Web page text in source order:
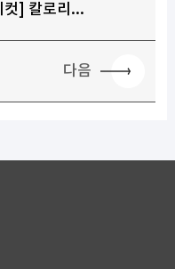
컷] 칼로리...
다음